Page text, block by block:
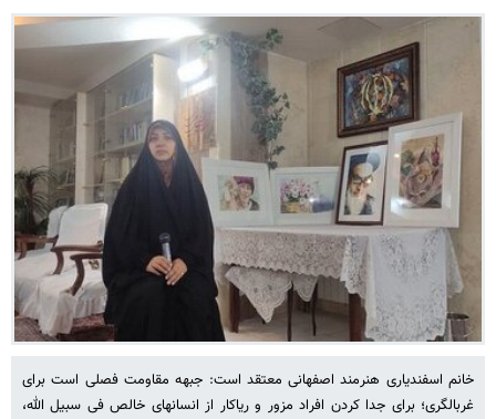
خانم اسفندیاری هنرمند اصفهانی معتقد است: جبهه مقاومت فصلی است برای
غربالگری‌؛ برای جدا کردن افراد مزور و ریاکار از انسانهای خالص فی سبیل الله،